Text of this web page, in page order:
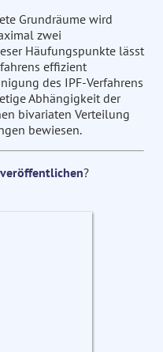
Grundräume wird
zwei
Häufungspunkte lässt
effizient
des IPF-Verfahrens
Abhängigkeit der
bivariaten Verteilung
bewiesen.
?